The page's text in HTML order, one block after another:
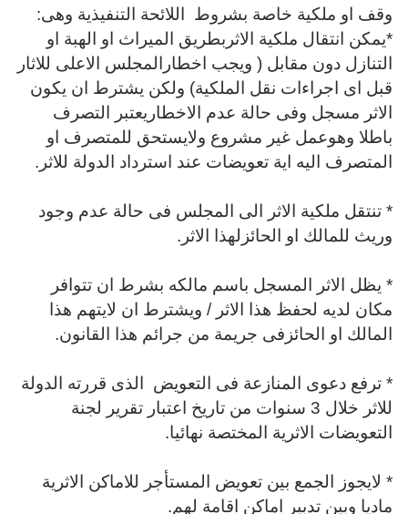
وقف او ملكية خاصة بشروط اللائحة التنفيذية وهى:
*يمكن انتقال ملكية الاثربطريق الميراث او الهبة او
التنازل دون مقابل ( ويجب اخطارالمجلس الاعلى للاثار
قبل اى اجراءات نقل الملكية) ولكن يشترط ان يكون
الاثر مسجل وفى حالة عدم الاخطاريعتبر التصرف
باطلا وهوعمل غير مشروع ولايستحق للمتصرف او
المتصرف اليه اية تعويضات عند استرداد الدولة للاثر.
* تنتقل ملكية الاثر الى المجلس فى حالة عدم وجود
وريث للمالك او الحائزلهذا الاثر.
* يظل الاثر المسجل باسم مالكه بشرط ان تتوافر
مكان لديه لحفظ هذا الاثر / ويشترط ان لايتهم هذا
المالك او الحائزفى جريمة من جرائم هذا القانون.
* ترفع دعوى المنازعة فى التعويض الذى قررته الدولة
للاثر خلال 3 سنوات من تاريخ اعتبار تقرير لجنة
التعويضات الاثرية المختصة نهائيا.
* لايجوز الجمع بين تعويض المستأجر للاماكن الاثرية
ماديا وبين تدبير اماكن اقامة لهم.